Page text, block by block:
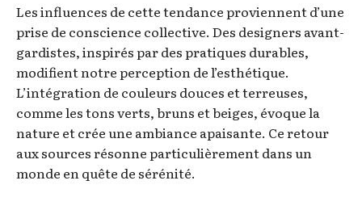
Les influences de cette tendance proviennent d’une
prise de conscience collective. Des designers avant-
gardistes, inspirés par des pratiques durables,
modifient notre perception de l’esthétique.
L’intégration de couleurs douces et terreuses,
comme les tons verts, bruns et beiges, évoque la
nature et crée une ambiance apaisante. Ce retour
aux sources résonne particulièrement dans un
monde en quête de sérénité.